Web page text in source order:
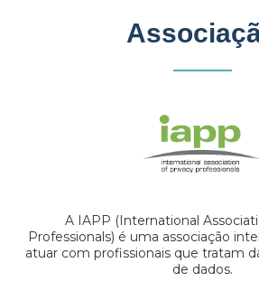
A IAPP (International
Professionals) é uma associação
atuar com profissionais que tratam
de dados.